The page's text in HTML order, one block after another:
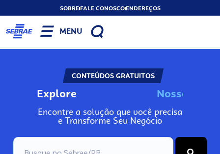
SOBREFALE CONOSCOENDEREÇOS
MENU
CONTEÚDOS GRATUITOS
Explore Nosso
Encontre a solução que você precisa
e Transforme Seu Negócio